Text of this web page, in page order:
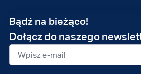
Bądź na bieżąco!
Dołącz do naszego
Adres
e-
mail